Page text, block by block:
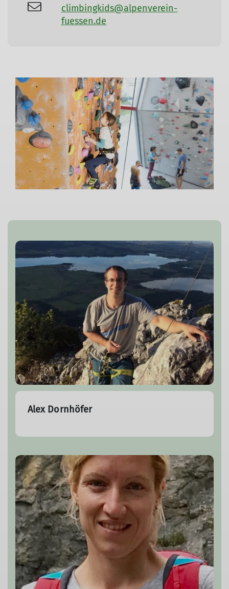
climbingkids@alpenverein-
fuessen.de
Alex Dornhöfer